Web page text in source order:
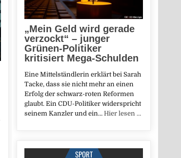
„Mein Geld wird gerade
verzockt“ – junger
Grünen-Politiker
kritisiert Mega-Schulden
Eine Mittelständlerin erklärt bei Sarah
Tacke, dass sie nicht mehr an einen
Erfolg der schwarz-roten Reformen
glaubt. Ein CDU-Politiker widerspricht
seinem Kanzler und ein… Hier lesen …
SPORT